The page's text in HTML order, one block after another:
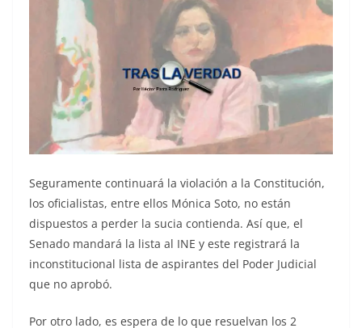
Seguramente continuará la violación a la Constitución,
los oficialistas, entre ellos Mónica Soto, no están
dispuestos a perder la sucia contienda. Así que, el
Senado mandará la lista al INE y este registrará la
inconstitucional lista de aspirantes del Poder Judicial
que no aprobó.
Por otro lado, es espera de lo que resuelvan los 2